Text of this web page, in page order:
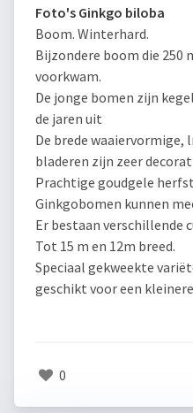
Foto's Ginkgo biloba
Boom. Winterhard.
Bijzondere boom die 250
voorkwam.
De jonge bomen zijn
de jaren uit
De brede
bladeren zijn zeer
Prachtige goudgele
Ginkgobomen kunnen
Er bestaan verschillende
Tot 15 m en 12m breed.
Speciaal gekweekte
geschikt voor een
0